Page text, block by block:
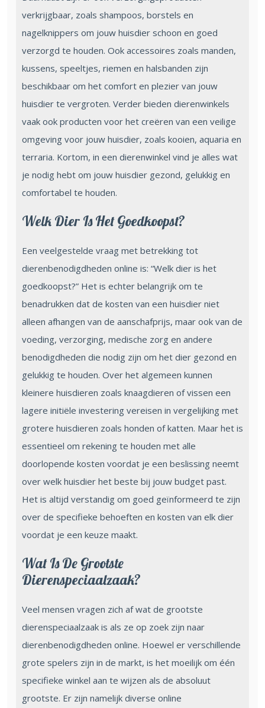
verkrijgbaar, zoals shampoos, borstels en
nagelknippers om jouw huisdier schoon en goed
verzorgd te houden. Ook accessoires zoals manden,
kussens, speeltjes, riemen en halsbanden zijn
beschikbaar om het comfort en plezier van jouw
huisdier te vergroten. Verder bieden dierenwinkels
vaak ook producten voor het creëren van een veilige
omgeving voor jouw huisdier, zoals kooien, aquaria en
terraria. Kortom, in een dierenwinkel vind je alles wat
je nodig hebt om jouw huisdier gezond, gelukkig en
comfortabel te houden.
Welk Dier Is Het Goedkoopst?
Een veelgestelde vraag met betrekking tot
dierenbenodigdheden online is: “Welk dier is het
goedkoopst?” Het is echter belangrijk om te
benadrukken dat de kosten van een huisdier niet
alleen afhangen van de aanschafprijs, maar ook van de
voeding, verzorging, medische zorg en andere
benodigdheden die nodig zijn om het dier gezond en
gelukkig te houden. Over het algemeen kunnen
kleinere huisdieren zoals knaagdieren of vissen een
lagere initiële investering vereisen in vergelijking met
grotere huisdieren zoals honden of katten. Maar het is
essentieel om rekening te houden met alle
doorlopende kosten voordat je een beslissing neemt
over welk huisdier het beste bij jouw budget past.
Het is altijd verstandig om goed geïnformeerd te zijn
over de specifieke behoeften en kosten van elk dier
voordat je een keuze maakt.
Wat Is De Grootste
Dierenspeciaalzaak?
Veel mensen vragen zich af wat de grootste
dierenspeciaalzaak is als ze op zoek zijn naar
dierenbenodigdheden online. Hoewel er verschillende
grote spelers zijn in de markt, is het moeilijk om één
specifieke winkel aan te wijzen als de absoluut
grootste. Er zijn namelijk diverse online